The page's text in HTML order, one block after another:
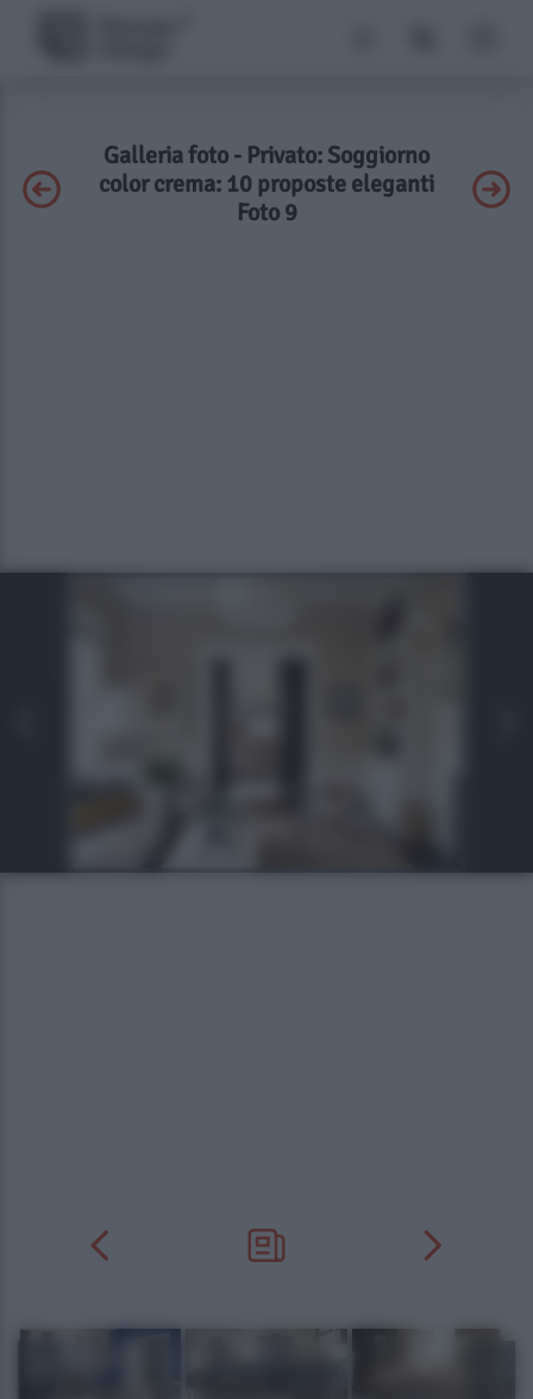
Galleria foto - Privato: Soggiorno
color crema: 10 proposte eleganti
Foto 9